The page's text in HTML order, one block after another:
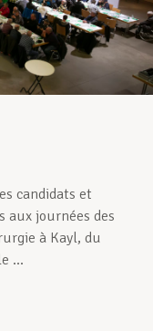
candidats et
aux journées des
à Kayl, du
...